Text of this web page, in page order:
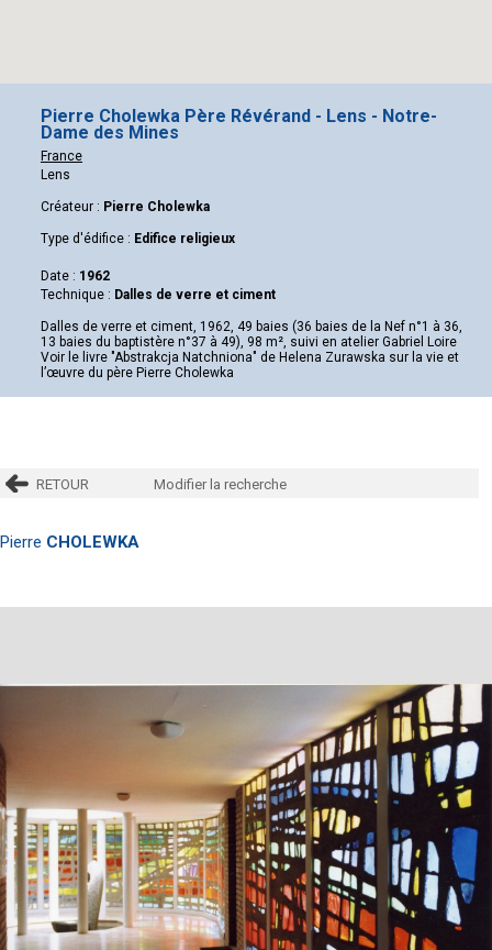
Pierre Cholewka Père Révérand - Lens - Notre-
Dame des Mines
France
Lens
Créateur : Pierre Cholewka
Type d'édifice : Edifice religieux
Date : 1962
Technique : Dalles de verre et ciment
Dalles de verre et ciment, 1962, 49 baies (36 baies de la Nef n°1 à 36,
13 baies du baptistère n°37 à 49), 98 m², suivi en atelier Gabriel Loire
Voir le livre "Abstrakcja Natchniona" de Helena Zurawska sur la vie et
l’œuvre du père Pierre Cholewka
RETOUR Modifier la recherche
Pierre CHOLEWKA